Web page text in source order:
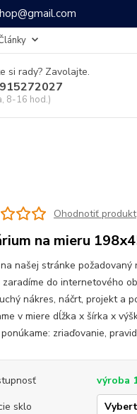
si rady? Zavolajte.
8-16 hod.)
Ohodnotiť produkt
na mieru
našej stránke požadovaný
do internetového
nákres, náčrt, projekt a
v miere dĺžka x šírka x
zriaďovanie,
výroba
sklo